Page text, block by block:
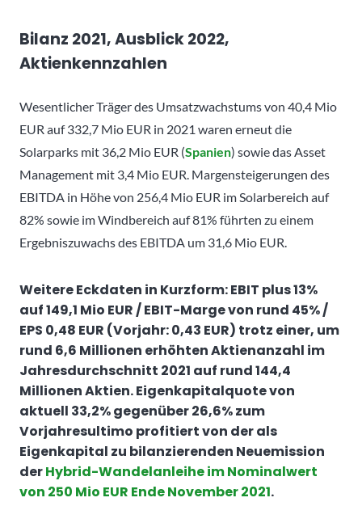
Bilanz 2021, Ausblick 2022,
Aktienkennzahlen
Wesentlicher Träger des Umsatzwachstums von 40,4 Mio
EUR auf 332,7 Mio EUR in 2021 waren erneut die
Solarparks mit 36,2 Mio EUR (Spanien) sowie das Asset
Management mit 3,4 Mio EUR. Margensteigerungen des
EBITDA in Höhe von 256,4 Mio EUR im Solarbereich auf
82% sowie im Windbereich auf 81% führten zu einem
Ergebniszuwachs des EBITDA um 31,6 Mio EUR.
Weitere Eckdaten in Kurzform: EBIT plus 13%
auf 149,1 Mio EUR / EBIT-Marge von rund 45% /
EPS 0,48 EUR (Vorjahr: 0,43 EUR) trotz einer, um
rund 6,6 Millionen erhöhten Aktienanzahl im
Jahresdurchschnitt 2021 auf rund 144,4
Millionen Aktien. Eigenkapitalquote von
aktuell 33,2% gegenüber 26,6% zum
Vorjahresultimo profitiert von der als
Eigenkapital zu bilanzierenden Neuemission
derHybrid-Wandelanleihe im Nominalwert
von 250 Mio EUR Ende November 2021.